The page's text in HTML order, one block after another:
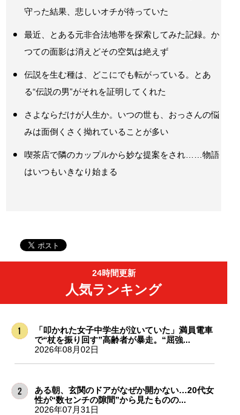
守った結果、悲しいオチが待っていた
最近、とある元非合法地帯を探索してみた記録。か
つての面影は消えどその空気は絶えず
伝説を生む種は、どこにでも転がっている。とあ
る“伝説の男”がそれを証明してくれた
さよならだけが人生か。いつの世も、おっさんの悩
みは面倒くさく拗れていることが多い
喫茶店で隣のカップルから妙な提案をされ……物語
はいつもいきなり始まる
24時間更新
人気ランキング
「叩かれた女子中学生が泣いていた」満員電車
で“杖を振り回す”高齢者が暴走。“屈強...
2026年08月02日
ある朝、玄関のドアがなぜか開かない…20代女
性が“数センチの隙間”から見たものの...
2026年07月31日